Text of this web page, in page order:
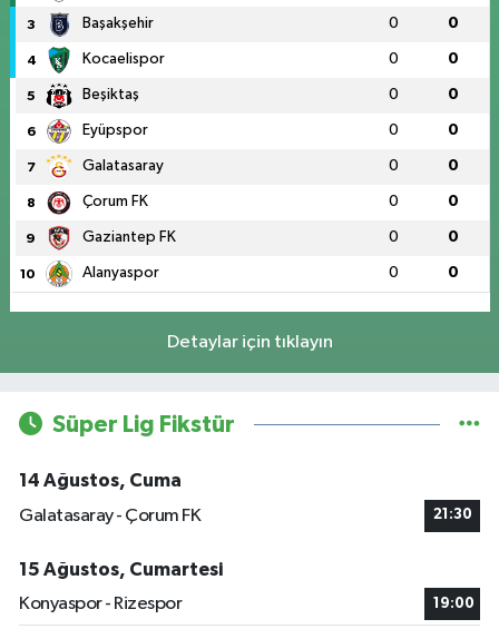
3 Başakşehir 0 0
4 Kocaelispor 0 0
5 Beşiktaş 0 0
6 Eyüpspor 0 0
7 Galatasaray 0 0
8 Çorum FK 0 0
9 Gaziantep FK 0 0
10 Alanyaspor 0 0
Detaylar için tıklayın
Süper Lig Fikstür
14 Ağustos, Cuma
Galatasaray - Çorum FK
21:30
15 Ağustos, Cumartesi
Konyaspor - Rizespor
19:00